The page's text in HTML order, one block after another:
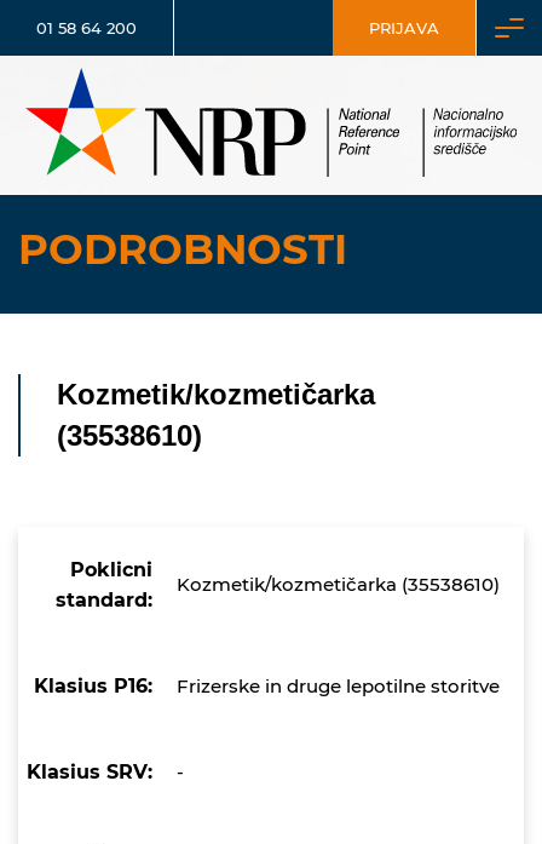
01 58 64 200 PRIJAVA
PODROBNOSTI
Kozmetik/kozmetičarka
(35538610)
Poklicni
standard:
Kozmetik/kozmetičarka (35538610)
Klasius P16: Frizerske in druge lepotilne storitve
Klasius SRV: -